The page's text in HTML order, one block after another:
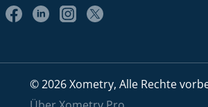
© 2026 Xometry, Alle Rechte